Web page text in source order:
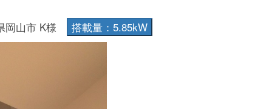
岡山市 K様 搭載量：5.85kW